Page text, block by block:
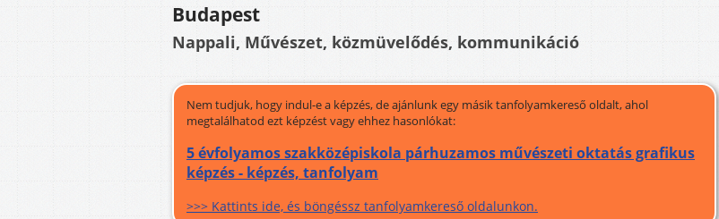
Budapest
Nappali, Művészet, közmüvelődés, kommunikáció
Nem tudjuk, hogy indul-e a képzés, de ajánlunk egy másik tanfolyamkereső oldalt, ahol
megtalálhatod ezt képzést vagy ehhez hasonlókat:
5 évfolyamos szakközépiskola párhuzamos művészeti oktatás grafikus
képzés - képzés, tanfolyam
>>> Kattints ide, és böngéssz tanfolyamkereső oldalunkon.